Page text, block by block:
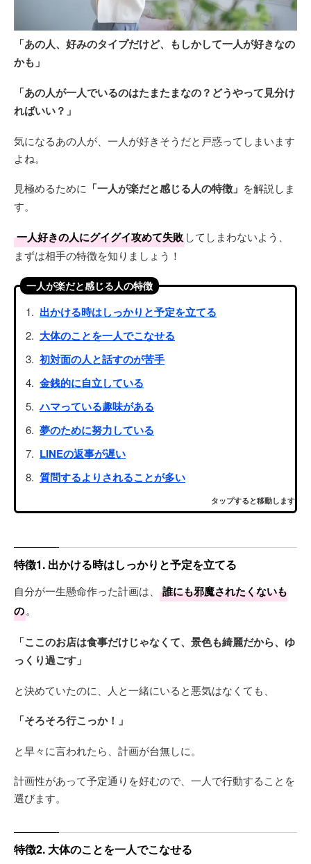
「あの人、好みのタイプだけど、もしかして一人が好きなの
かも」
「あの人が一人でいるのはたまたまなの？どうやって見分け
ればいい？」
気になるあの人が、一人が好きそうだと戸惑ってしまいます
よね。
見極めるために 「一人が楽だと感じる人の特徴」 を解説しま
す。
一人好きの人にグイグイ攻めて失敗 してしまわないよう、
まずは相手の特徴を知りましょう！
一人が楽だと感じる人の特徴
出かける時はしっかりと予定を立てる
大体のことを一人でこなせる
初対面の人と話すのが苦手
金銭的に自立している
ハマっている趣味がある
夢のために努力している
LINEの返事が遅い
質問するよりされることが多い
タップすると移動します
特徴1. 出かける時はしっかりと予定を立てる
自分が一生懸命作った計画は、
誰にも邪魔されたくないも
の。
「ここのお店は食事だけじゃなくて、景色も綺麗だから、ゆ
っくり過ごす」
と決めていたのに、人と一緒にいると悪気はなくても、
「そろそろ行こっか！」
と早々に言われたら、計画が台無しに。
計画性があって予定通りを好むので、一人で行動することを
選びます。
特徴2. 大体のことを一人でこなせる